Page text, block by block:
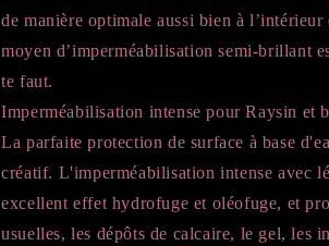
de manière optimale aussi bien à l’intérieur
moyen d’imperméabilisation semi-brillant
te faut.
Imperméabilisation intense pour Raysin et
La parfaite protection de surface à base
créatif. L'imperméabilisation intense avec
excellent effet hydrofuge et oléofuge, et
usuelles, les dépôts de calcaire, le gel, les